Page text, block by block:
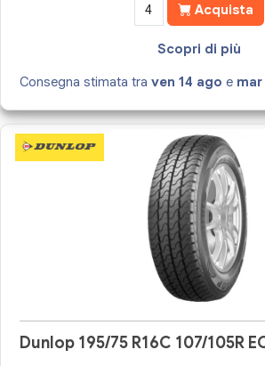
Acquista
Scopri di più
Consegna stimata traven 14 ago e mar
Dunlop 195/75 R16C 107/105R